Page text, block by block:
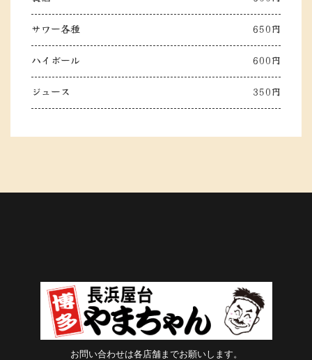
サワー各種 650円
ハイボール 600円
ジュース 350円
お問い合わせは各店舗までお願いします。